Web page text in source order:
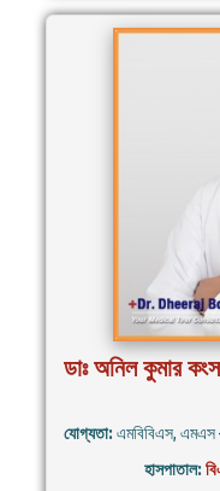
ডাঃ অনিল কুমার
যোগ্যতা: এমবিবিএস, এমএস –
হাসপাতাল: